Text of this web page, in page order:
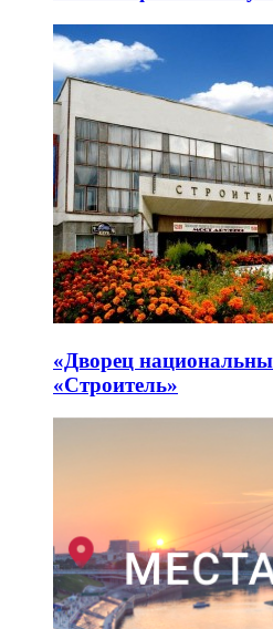
«Дворец
«Строитель»